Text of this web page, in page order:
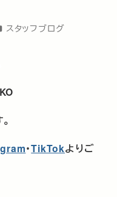
ゴリー
スタッフブログ
・TikTokよりご